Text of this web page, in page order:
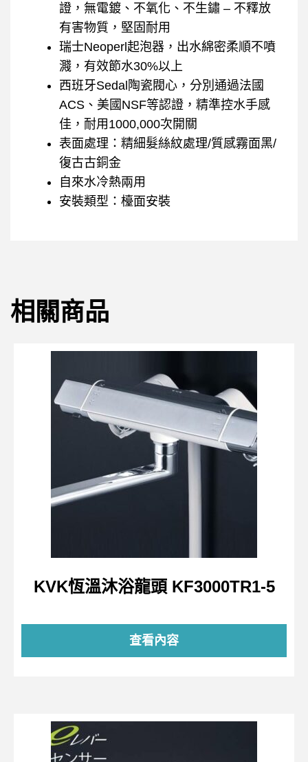
證，無電鍍、不氧化、不生鏽 – 不釋放
有害物質，堅固耐用
瑞士Neoperl起泡器，出水綿密柔順不噴
濺，有效節水30%以上
西班牙Sedal陶瓷閥心，分別通過法國
ACS、美國NSF等認證，精準控水手感
佳，耐用1000,000次開關
表面處理：精細髮絲紋處理/質感霧面黑/
復古古銅金
自來水冷熱兩用
安裝類型：檯面安裝
相關商品
KVK恆溫沐浴龍頭 KF3000TR1-5
查看內容